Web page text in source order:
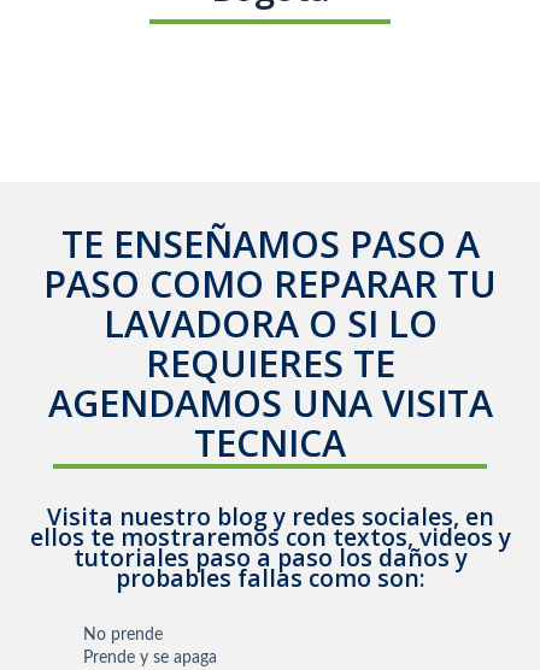
TE ENSEÑAMOS PASO A
PASO COMO REPARAR TU
LAVADORA O SI LO
REQUIERES TE
AGENDAMOS UNA VISITA
TECNICA
Visita nuestro blog y redes sociales, en
ellos te mostraremos con textos, videos y
tutoriales paso a paso los daños y
probables fallas como son:
No prende
Prende y se apaga